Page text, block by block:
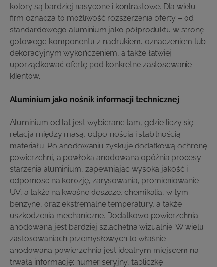
kolory są bardziej nasycone i kontrastowe. Dla wielu
firm oznacza to możliwość rozszerzenia oferty – od
standardowego aluminium jako półproduktu w stronę
gotowego komponentu z nadrukiem, oznaczeniem lub
dekoracyjnym wykończeniem, a także łatwiej
uporządkować ofertę pod konkretne zastosowanie
klientów.
Aluminium jako nośnik informacji technicznej
Aluminium od lat jest wybierane tam, gdzie liczy się
relacja między masą, odpornością i stabilnością
materiału. Po anodowaniu zyskuje dodatkową ochronę
powierzchni, a powłoka anodowana opóźnia procesy
starzenia aluminium, zapewniając wysoką jakość i
odporność na korozję, zarysowania, promieniowanie
UV, a także na kwaśne deszcze, chemikalia, w tym
benzynę, oraz ekstremalne temperatury, a także
uszkodzenia mechaniczne. Dodatkowo powierzchnia
anodowana jest bardziej szlachetna wizualnie. W wielu
zastosowaniach przemysłowych to właśnie
anodowana powierzchnia jest idealnym miejscem na
trwałą informację: numer seryjny, tabliczkę